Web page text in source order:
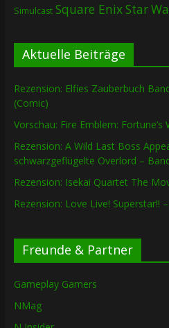
Simulcast Square EnixStar
Aktuelle Beiträge
Rezension: Elfies Zauberbuch
(Comic)
Vorschau: Fire Emblem: Fortune’s
Rezension: A Wild Last Boss
schwarzgeflügelte Overlord –
Rezension: Isekai Quartet The
Rezension: Love Live! Superstar!!
Freunde & Partner
Gameplay Gamers
NMag